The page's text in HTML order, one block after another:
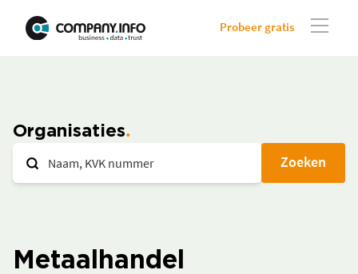
Probeer gratis
Organisaties
Zoeken
Metaalhandel